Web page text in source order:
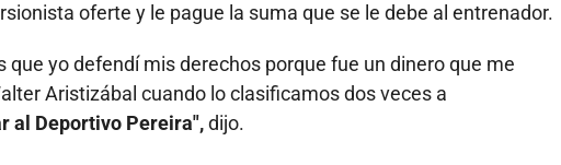
oferte y le pague la suma que se le debe al entrenador.
que yo defendí mis derechos porque fue un dinero que me
Aristizábal cuando lo clasificamos dos veces a
al Deportivo Pereira",dijo.